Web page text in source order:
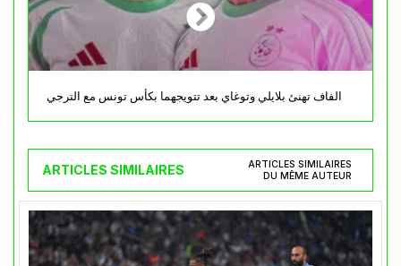
الفاف تهنئ بلايلي وتوغاي بعد تتويجهما بكأس تونس مع الترجي
ARTICLES SIMILAIRES
ARTICLES SIMILAIRES
DU MÊME AUTEUR